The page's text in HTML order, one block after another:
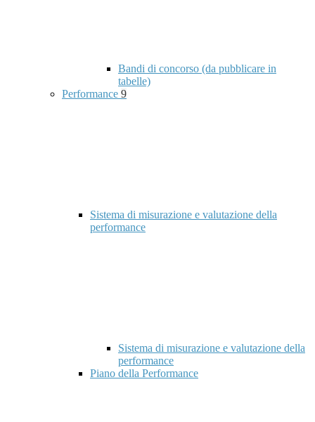
Bandi di concorso (da pubblicare in
tabelle)
Performance 9
Sistema di misurazione e valutazione della
performance
Sistema di misurazione e valutazione della
performance
Piano della Performance